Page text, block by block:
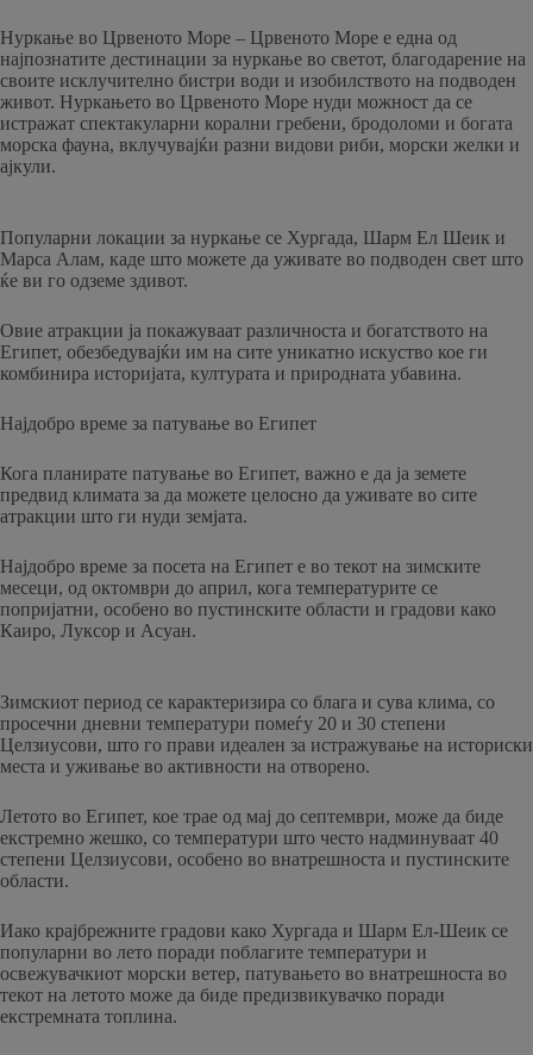
Нуркање во Црвеното Море – Црвеното Море е една од
најпознатите дестинации за нуркање во светот, благодарение на
своите исклучително бистри води и изобилството на подводен
живот. Нуркањето во Црвеното Море нуди можност да се
истражат спектакуларни корални гребени, бродоломи и богата
морска фауна, вклучувајќи разни видови риби, морски желки и
ајкули.
Популарни локации за нуркање се Хургада, Шарм Ел Шеик и
Марса Алам, каде што можете да уживате во подводен свет што
ќе ви го одземе здивот.
Овие атракции ја покажуваат различноста и богатството на
Египет, обезбедувајќи им на сите уникатно искуство кое ги
комбинира историјата, културата и природната убавина.
Најдобро време за патување во Египет
Кога планирате патување во Египет, важно е да ја земете
предвид климата за да можете целосно да уживате во сите
атракции што ги нуди земјата.
Најдобро време за посета на Египет е во текот на зимските
месеци, од октомври до април, кога температурите се
попријатни, особено во пустинските области и градови како
Каиро, Луксор и Асуан.
Зимскиот период се карактеризира со блага и сува клима, со
просечни дневни температури помеѓу 20 и 30 степени
Целзиусови, што го прави идеален за истражување на историски
места и уживање во активности на отворено.
Летото во Египет, кое трае од мај до септември, може да биде
екстремно жешко, со температури што често надминуваат 40
степени Целзиусови, особено во внатрешноста и пустинските
области.
Иако крајбрежните градови како Хургада и Шарм Ел-Шеик се
популарни во лето поради поблагите температури и
освежувачкиот морски ветер, патувањето во внатрешноста во
текот на летото може да биде предизвикувачко поради
екстремната топлина.